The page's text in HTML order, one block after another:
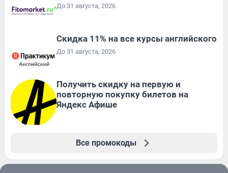
До 31 августа, 2026
Скидка 11% на все курсы английского
До 31 августа, 2026
Получить скидку на первую и
повторную покупку билетов на
Яндекс Афише
Все промокоды